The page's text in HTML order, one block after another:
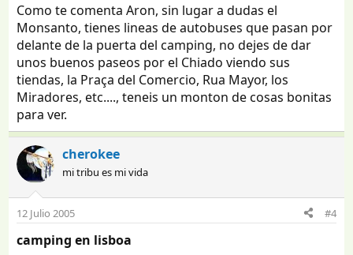
Como te comenta Aron, sin lugar a dudas el
Monsanto, tienes lineas de autobuses que pasan por
delante de la puerta del camping, no dejes de dar
unos buenos paseos por el Chiado viendo sus
tiendas, la Praça del Comercio, Rua Mayor, los
Miradores, etc...., teneis un monton de cosas bonitas
para ver.
cherokee
mi tribu es mi vida
12 Julio 2005 #4
camping en lisboa